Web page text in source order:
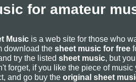
for amateur
Music is a web site for those who
download the sheet music for free
try the listed sheet music, but
forget, if you like the piece of
and go buy the original sheet